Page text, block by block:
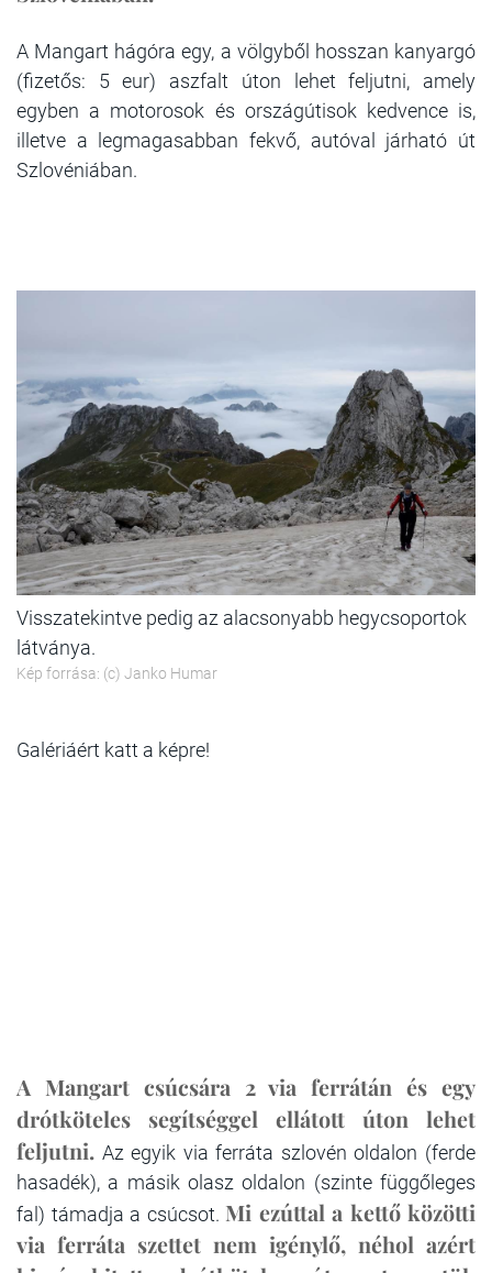
A Mangart hágóra egy, a völgyből hosszan kanyargó
(fizetős: 5 eur) aszfalt úton lehet feljutni, amely
egyben a motorosok és országútisok kedvence is,
illetve a legmagasabban fekvő, autóval járható út
Szlovéniában.
Visszatekintve pedig az alacsonyabb hegycsoportok
látványa.
Kép forrása: (c) Janko Humar
Galériáért katt a képre!
A Mangart csúcsára 2 via ferrátán és egy
drótköteles segítséggel ellátott úton lehet
feljutni. Az egyik via ferráta szlovén oldalon (ferde
hasadék), a másik olasz oldalon (szinte függőleges
fal) támadja a csúcsot. Mi ezúttal a kettő közötti
via ferráta szettet nem igénylő, néhol azért